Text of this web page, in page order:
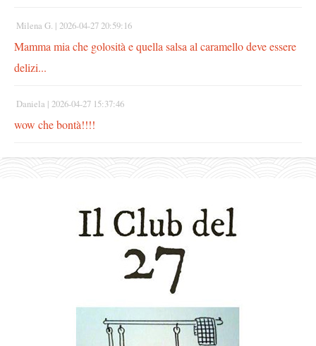
Milena G. | 2026-04-27 20:59:16
Mamma mia che golosità e quella salsa al caramello deve essere
delizi...
Daniela | 2026-04-27 15:37:46
wow che bontà!!!!